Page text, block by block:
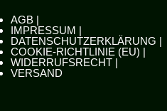
AGB |
IMPRESSUM |
DATENSCHUTZERKLÄRUNG |
COOKIE-RICHTLINIE (EU) |
WIDERRUFSRECHT |
VERSAND